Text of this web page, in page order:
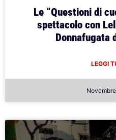
Le “Questioni di
spettacolo con
Donnafugata
LEGGI